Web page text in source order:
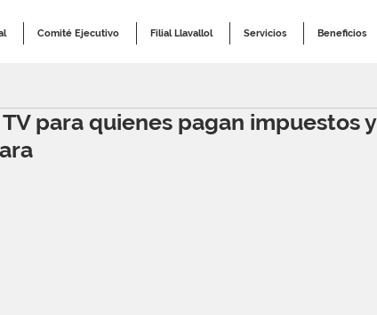
Comité Ejecutivo Filial Llavallol Servicios Beneficios
para quienes pagan impuestos y